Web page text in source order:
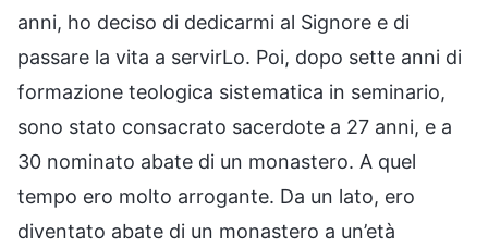
anni, ho deciso di dedicarmi al Signore e di
passare la vita a servirLo. Poi, dopo sette anni di
formazione teologica sistematica in seminario,
sono stato consacrato sacerdote a 27 anni, e a
30 nominato abate di un monastero. A quel
tempo ero molto arrogante. Da un lato, ero
diventato abate di un monastero a un’età